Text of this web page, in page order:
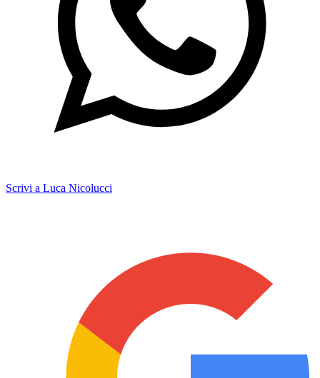
Scrivi a Luca Nicolucci